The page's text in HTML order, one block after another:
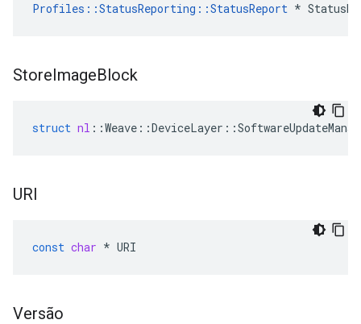
Profiles::StatusReporting::StatusReport *
StoreImageBlock
struct nl ::Weave ::DeviceLayer ::
URI
const char * URI
Versão